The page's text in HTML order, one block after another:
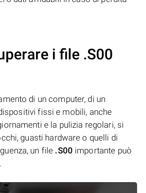
i file .S00
di un computer, di un
fissi e mobili, anche
e la pulizia regolari, si
guasti hardware o quelli di
un file .S00 importante può